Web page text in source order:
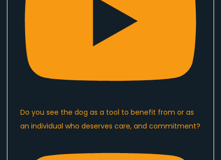
Do you see the dog as a tool to benefit from or as
an individual who deserves care, and commitment?